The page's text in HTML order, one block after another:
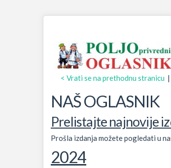
< Vrati se na prethodnu stranicu |
NAŠ OGLASNIK
Prelistajte najnovije
Prošla izdanja možete pogledati u
2024